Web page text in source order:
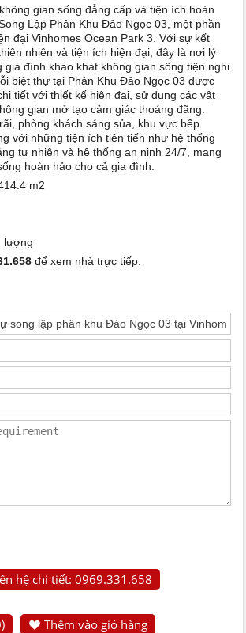
gian sống đẳng cấp và tiện ích hoàn
Lập Phân Khu Đảo Ngọc 03, một phần
đại Vinhomes Ocean Park 3. Với sự kết
nhiên và tiện ích hiện đại, đây là nơi lý
gia đình khao khát không gian sống tiện nghi
biệt thự tại Phân Khu Đảo Ngọc 03 được
tiết với thiết kế hiện đại, sử dụng các vật
gian mở tạo cảm giác thoáng đãng.
phòng khách sáng sủa, khu vực bếp
với những tiện ích tiên tiến như hệ thống
tự nhiên và hệ thống an ninh 24/7, mang
hoàn hảo cho cả gia đình.
m2
lượng
để xem nhà trực tiếp.
hệ chi tiết: 0969.331.658
) Thêm vào giỏ hàng